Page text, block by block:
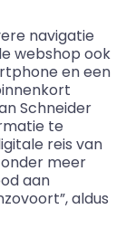
navigatie
webshop ook
en een
Schneider
te
reis van
meer
aan
aldus